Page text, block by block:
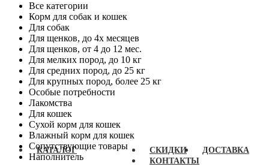
Все категории
Корм для собак и кошек
Для собак
Для щенков, до 4x месяцев
Для щенков, от 4 до 12 мес.
Для мелких пород, до 10 кг
Для средних пород, до 25 кг
Для крупных пород, более 25 кг
Особые потребности
Лакомства
Для кошек
Сухой корм для кошек
Влажный корм для кошек
Сопутствующие товары
Наполнитель
КАТАЛОГ СКИДКИ
ДОСТАВКА
КОНТАКТЫ